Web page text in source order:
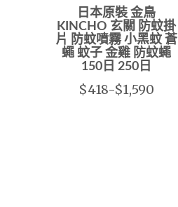
日本原裝 金鳥
KINCHO 玄關 防蚊掛
片 防蚊噴霧 小黑蚊 蒼
蠅 蚊子 金雞 防蚊蠅
150日 250日
$418-$1,590